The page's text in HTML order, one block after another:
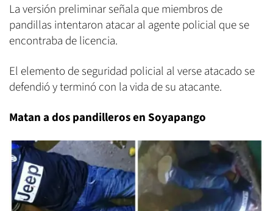
La versión preliminar señala que miembros de
pandillas intentaron atacar al agente policial que se
encontraba de licencia.
El elemento de seguridad policial al verse atacado se
defendió y terminó con la vida de su atacante.
Matan a dos pandilleros en Soyapango